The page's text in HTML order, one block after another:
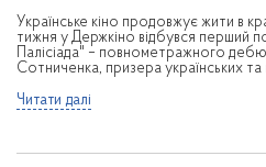
Українське кіно продовжує жити в
тижня у Держкіно відбувся перший
Палісіада" – повнометражного
Сотниченка, призера українських
Читати далі